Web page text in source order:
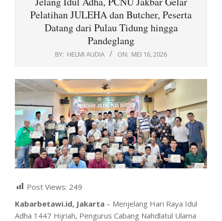
Pelatihan JULEHA dan Butcher, Peserta
Datang dari Pulau Tidung hingga
Pandeglang
BY: HELMI AUDIA ON: MEI 16, 2026
Post Views: 249
Kabarbetawi.id, Jakarta – Menjelang Hari Raya Idul
Adha 1447 Hijriah, Pengurus Cabang Nahdlatul Ulama